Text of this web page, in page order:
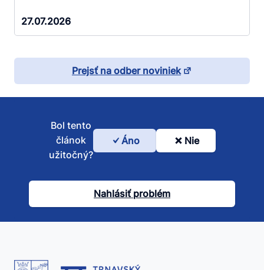
27.07.2026
Prejsť na odber noviniek
Bol
článok
užitočný?
Bol tento
článok
užitočný?
Áno Nie
Nahlásiť problém